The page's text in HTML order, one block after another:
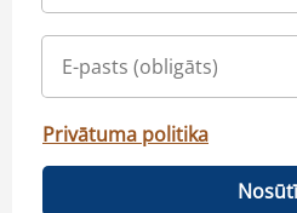
Privātuma politika